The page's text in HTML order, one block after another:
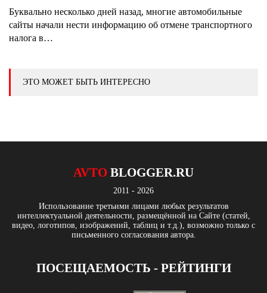
Буквально несколько дней назад, многие автомобильные
сайты начали нести информацию об отмене транспортного
налога в…
ЭТО МОЖЕТ БЫТЬ ИНТЕРЕСНО
AVTO BLOGGER.RU
2011 - 2026
Использование третьими лицами любых результатов
интеллектуальной деятельности, размещённой на Сайте (статей,
видео, логотипов, изображений, таблиц и т.д.), возможно только с
письменного согласования автора.
ПОСЕЩАЕМОСТЬ - РЕЙТИНГИ